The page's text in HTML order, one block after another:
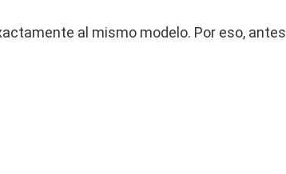
al mismo modelo. Por eso,